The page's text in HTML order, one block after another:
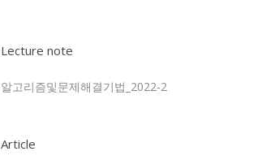
Lecture note
알고리즘및문제해결기법_2022-2
Article